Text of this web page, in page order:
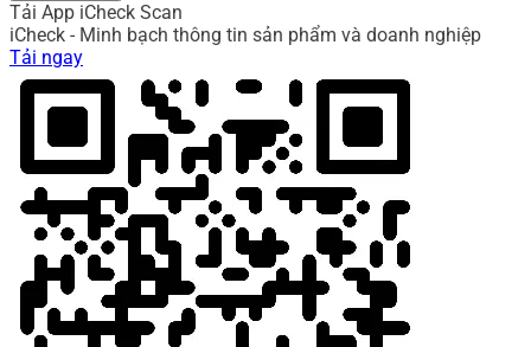
Tải App iCheck Scan
iCheck - Minh bạch thông tin sản phẩm và doanh nghiệp
Tải ngay